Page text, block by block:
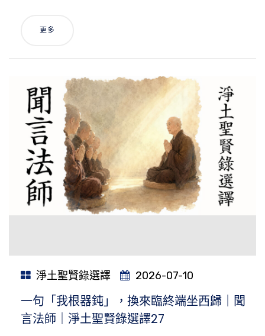
更多
淨土聖賢錄選譯 2026-07-10
一句「我根器鈍」，換來臨終端坐西歸｜聞
言法師｜淨土聖賢錄選譯27